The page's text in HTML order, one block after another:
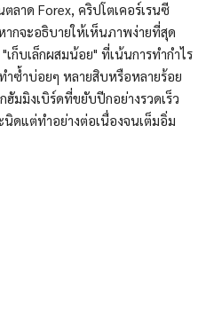
ลาด Forex, คริปโตเคอร์เรนซี
กจะอธิบายให้เห็นภาพง่ายที่สุด
ก็บเล็กผสมน้อย" ที่เน้นการทำกำไร
ำซ้ำบ่อยๆ หลายสิบหรือหลายร้อย
มมิงเบิร์ดที่ขยับปีกอย่างรวดเร็ว
ดแต่ทำอย่างต่อเนื่องจนเต็มอิ่ม